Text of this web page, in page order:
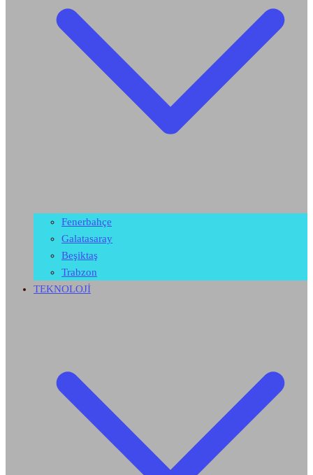
Fenerbahçe
Galatasaray
Beşiktaş
Trabzon
TEKNOLOJİ